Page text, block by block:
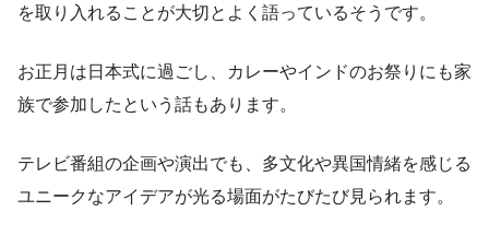
を取り入れることが大切とよく語っているそうです。
お正月は日本式に過ごし、カレーやインドのお祭りにも家
族で参加したという話もあります。
テレビ番組の企画や演出でも、多文化や異国情緒を感じる
ユニークなアイデアが光る場面がたびたび見られます。